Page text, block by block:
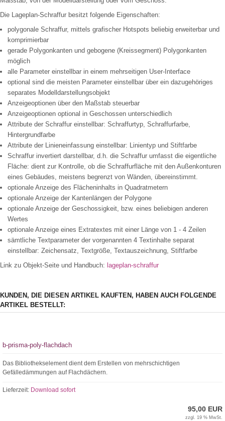
Die Lageplan-Schraffur besitzt folgende Eigenschaften:
polygonale Schraffur, mittels grafischer Hotspots beliebig erweiterbar und
komprimierbar
gerade Polygonkanten und gebogene (Kreissegment) Polygonkanten
möglich
alle Parameter einstellbar in einem mehrseitigen User-Interface
optional sind die meisten Parameter einstellbar über ein dazugehöriges
separates Modelldarstellungsobjekt
Anzeigeoptionen über den Maßstab steuerbar
Anzeigeoptionen optional in Geschossen unterschiedlich
Attribute der Schraffur einstellbar: Schraffurtyp, Schraffurfarbe,
Hintergrundfarbe
Attribute der Linieneinfassung einstellbar: Linientyp und Stiftfarbe
Schraffur invertiert darstellbar, d.h. die Schraffur umfasst die eigentliche
Fläche: dient zur Kontrolle, ob die Schraffurfläche mit den Außenkonturen
eines Gebäudes, meistens begrenzt von Wänden, übereinstimmt.
optionale Anzeige des Flächeninhalts in Quadratmetern
optionale Anzeige der Kantenlängen der Polygone
optionale Anzeige der Geschossigkeit, bzw. eines beliebigen anderen
Wertes
optionale Anzeige eines Extratextes mit einer Länge von 1 - 4 Zeilen
sämtliche Textparameter der vorgenannten 4 Textinhalte separat
einstellbar: Zeichensatz, Textgröße, Textauszeichnung, Stiftfarbe
Link zu Objekt-Seite und Handbuch: lageplan-schraffur
KUNDEN, DIE DIESEN ARTIKEL KAUFTEN, HABEN AUCH FOLGENDE
ARTIKEL BESTELLT:
b-prisma-poly-flachdach
Das Bibliothekselement dient dem Erstellen von mehrschichtigen
Gefälledämmungen auf Flachdächern.
Lieferzeit: Download sofort
95,00 EUR
zzgl. 19 % MwSt.